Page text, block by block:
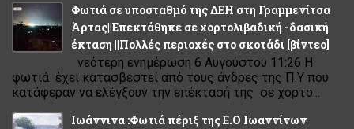
Φωτιά σε υποσταθμό της ΔΕΗ στη Γραμμενίτσα
Άρτας||Επεκτάθηκε σε χορτολιβαδική -δασική
έκταση ||Πολλές περιοχές στο σκοτάδι [βίντεο]
νεότερη ενημέρωση 6 Αυγούστου 11:26 Η
φωτιά έχει κατασβεστεί από τους άνδρες της Π.Υ που
κατάφεραν να ελέγξουν την επέκτασή της σε χορτο...
Ιωάννινα :Φωτιά πέριξ της Ε.Ο Ιωαννίνων